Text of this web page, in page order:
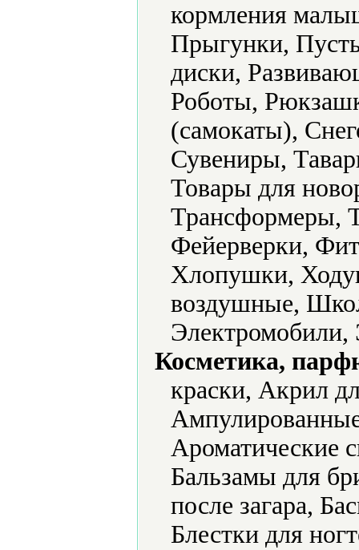
кормления
Прыгунки,
диски,
Роботы,
(самокаты),
Сувениры,
Товары для
Трансформеры,
Фейерверки,
Хлопушки,
воздушные,
Электромобили,
Косметика,
краски, Акрил
Ароматические
Бальзамы для
после загара,
Блестки для